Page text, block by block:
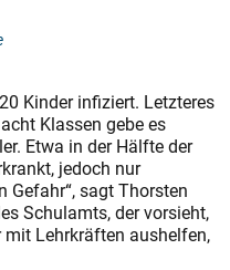
Kinder infiziert. Letzteres
Klassen gebe es
Etwa in der Hälfte der
jedoch nur
Gefahr“, sagt Thorsten
Schulamts, der vorsieht,
Lehrkräften aushelfen,